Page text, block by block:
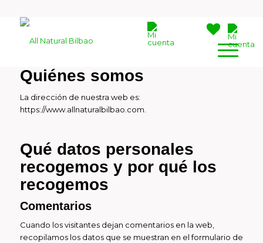
Quiénes somos
La dirección de nuestra web es:
https://www.allnaturalbilbao.com.
Qué datos personales
recogemos y por qué los
recogemos
Comentarios
Cuando los visitantes dejan comentarios en la web,
recopilamos los datos que se muestran en el formulario de